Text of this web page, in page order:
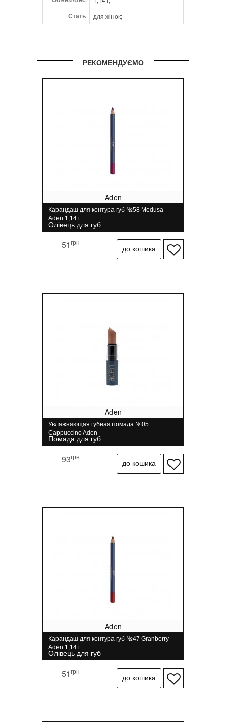
Стать для жінок;
РЕКОМЕНДУЄМО
Aden
Карандаш для контура губ №58 Medusa
Aden 1,14 г
Олівець для губ
51грн
Aden
Увлажняющая губная помада №05
Cappuccino Aden
Помада для губ
93грн
Aden
Карандаш для контура губ №47 Granberry
Aden 1,14 г
Олівець для губ
51грн